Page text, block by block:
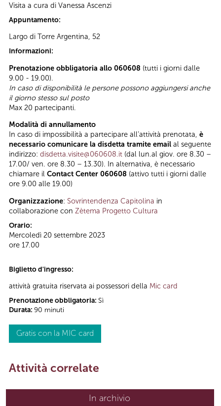
Visita a cura di Vanessa Ascenzi
Appuntamento:
Largo di Torre Argentina, 52
Informazioni:
Prenotazione obbligatoria allo 060608 (tutti i giorni dalle
9.00 - 19.00).
In caso di disponibilità le persone possono aggiungersi anche
il giorno stesso sul posto
Max 20 partecipanti.
Modalità di annullamento
In caso di impossibilità a partecipare all’attività prenotata, è
necessario comunicare la disdetta tramite email al seguente
indirizzo: disdetta.visite@060608.it (dal lun.al giov. ore 8.30 –
17.00/ ven. ore 8.30 – 13.30). In alternativa, è necessario
chiamare il Contact Center 060608 (attivo tutti i giorni dalle
ore 9.00 alle 19.00)
Organizzazione: Sovrintendenza Capitolina in
collaborazione con Zètema Progetto Cultura
Orario:
Mercoledì 20 settembre 2023
ore 17.00
Biglietto d'ingresso:
attività gratuita riservata ai possessori della Mic card
Prenotazione obbligatoria: Sì
Durata: 90 minuti
Gratis con la MIC card
Attività correlate
In archivio